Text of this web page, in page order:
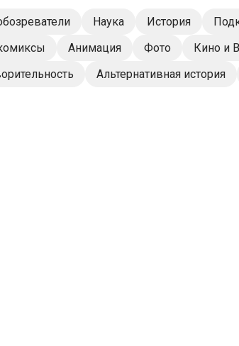
Наука История
Анимация Фото Кино и
Альтернативная история